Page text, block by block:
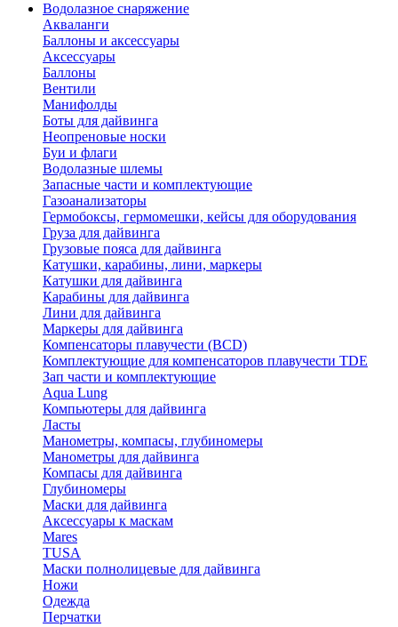
Водолазное снаряжение
Акваланги
Баллоны и аксессуары
Аксессуары
Баллоны
Вентили
Манифолды
Боты для дайвинга
Неопреновые носки
Буи и флаги
Водолазные шлемы
Запасные части и комплектующие
Газоанализаторы
Гермобоксы, гермомешки, кейсы для оборудования
Груза для дайвинга
Грузовые пояса для дайвинга
Катушки, карабины, лини, маркеры
Катушки для дайвинга
Карабины для дайвинга
Лини для дайвинга
Маркеры для дайвинга
Компенсаторы плавучести (BCD)
Комплектующие для компенсаторов плавучести TDE
Зап части и комплектующие
Aqua Lung
Компьютеры для дайвинга
Ласты
Манометры, компасы, глубиномеры
Манометры для дайвинга
Компасы для дайвинга
Глубиномеры
Маски для дайвинга
Аксессуары к маскам
Mares
TUSA
Маски полнолицевые для дайвинга
Ножи
Одежда
Перчатки